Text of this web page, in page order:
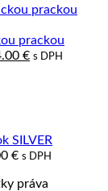
prírodná
a
jej
prackou
€Aktuálna
s DPH
SILVER
€ s DPH
práva